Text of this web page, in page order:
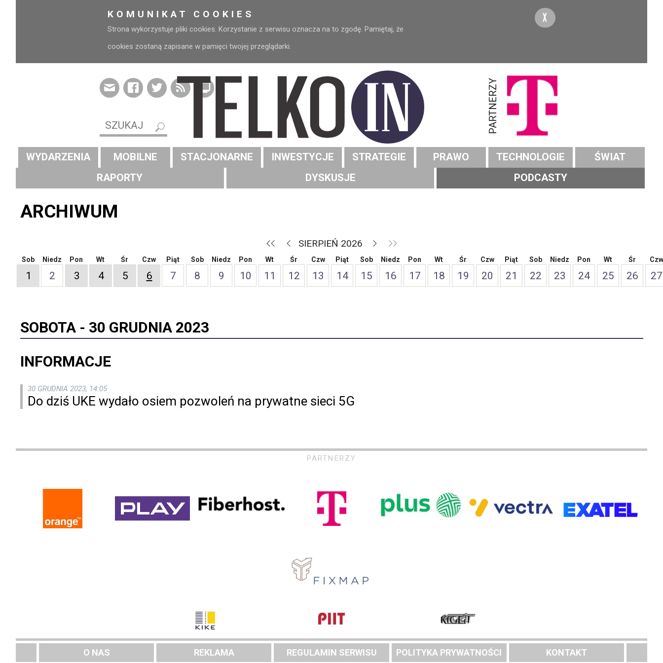
KOMUNIKAT COOKIES
Strona wykorzystuje pliki cookies. Korzystanie z serwisu oznacza na to zgodę. Pamiętaj, że
cookies zostaną zapisane w pamięci twojej przeglądarki.
X
PARTNERZY
WYDARZENIA MOBILNE STACJONARNE INWESTYCJE STRATEGIE PRAWO TECHNOLOGIE
ŚWIAT
RAPORTY
DYSKUSJE PODCASTY
ARCHIWUM
SIERPIEŃ 2026
Sob
1
Niedz
2
Pon
3
Wt
4
Śr
5
Czw
6
Piąt
7
Sob
8
Niedz
9
Pon
10
Wt
11
Śr
12
Czw
13
Piąt
14
Sob
15
Niedz
16
Pon
17
Wt
18
Śr
19
Czw
20
Piąt
21
Sob
22
Niedz
23
Pon
24
Wt
25
Śr
26
Czw
27
SOBOTA - 30 GRUDNIA 2023
INFORMACJE
30 GRUDNIA 2023, 14:05
Do dziś UKE wydało osiem pozwoleń na prywatne sieci 5G
PARTNERZY
O NAS REKLAMA REGULAMIN SERWISU POLITYKA PRYWATNOŚCI KONTAKT